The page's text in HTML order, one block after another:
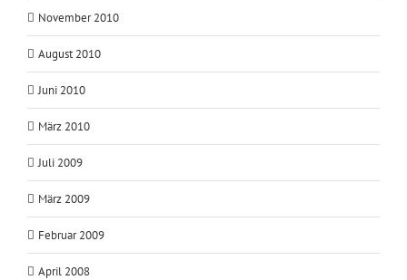
November 2010
August 2010
Juni 2010
März 2010
Juli 2009
März 2009
Februar 2009
April 2008